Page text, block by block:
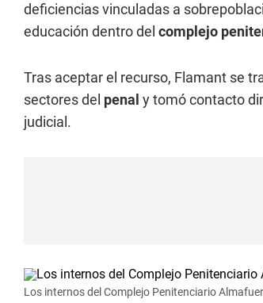
deficiencias vinculadas a
educación dentro del complejo
Tras aceptar el recurso, Flamant se
sectores del penal y tomó contacto
judicial.
Los internos del Complejo Penitenciario